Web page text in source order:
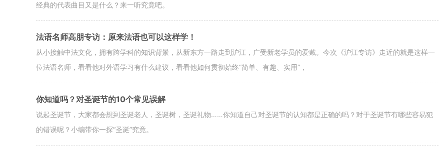
经典的代表曲目又是什么？来一听究竟吧。
法语名师高朋专访：原来法语也可以这样学！
从小接触中法文化，拥有跨学科的知识背景，从新东方一路走到沪江，广受新老学员的爱戴。今次《沪江专访》走近的就是这样一
位法语名师，看看他对外语学习有什么建议，看看他如何贯彻始终“简单、有趣、实用”，
你知道吗？对圣诞节的10个常见误解
说起圣诞节，大家都会想到圣诞老人，圣诞树，圣诞礼物……你知道自己对圣诞节的认知都是正确的吗？对于圣诞节有哪些容易犯
的错误呢？小编带你一探“圣诞”究竟。